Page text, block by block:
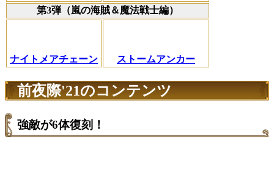
第3弾（嵐の海賊＆魔法戦士編）
ナイトメアチェーン ストームアンカー
前夜際'21のコンテンツ
強敵が6体復刻！